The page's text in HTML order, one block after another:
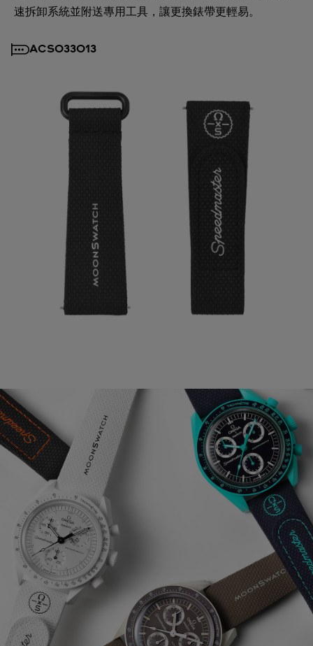
速拆卸系統並附送專用工具，讓更換錶帶更輕易。
ACSO33013